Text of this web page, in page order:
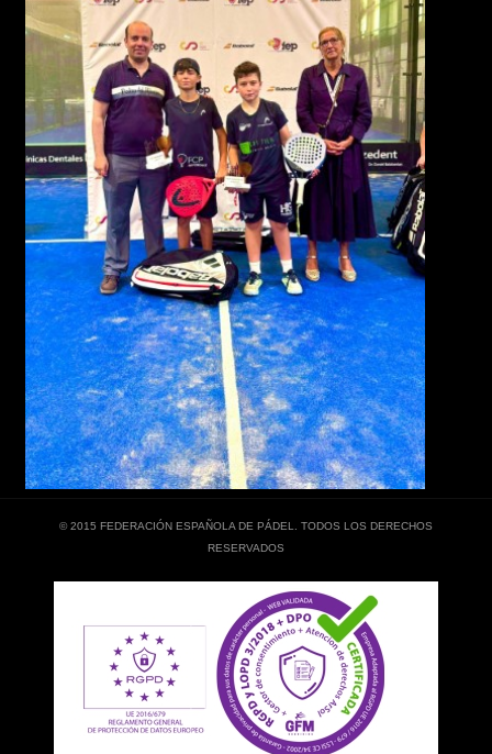
© 2015 FEDERACIÓN ESPAÑOLA DE PÁDEL. TODOS LOS DERECHOS
RESERVADOS